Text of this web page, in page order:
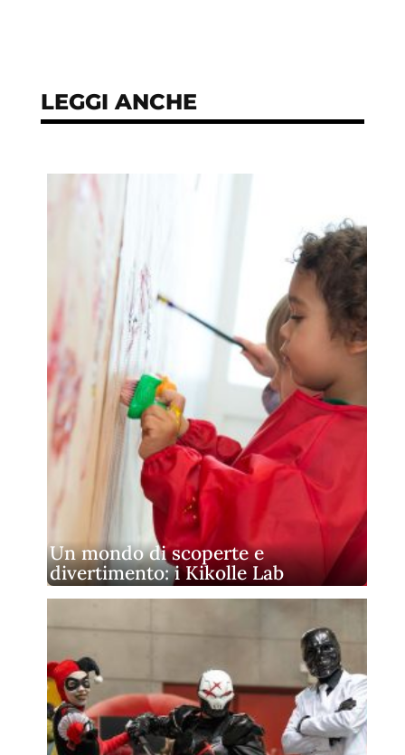
LEGGI ANCHE
Un mondo di scoperte e
divertimento: i Kikolle Lab